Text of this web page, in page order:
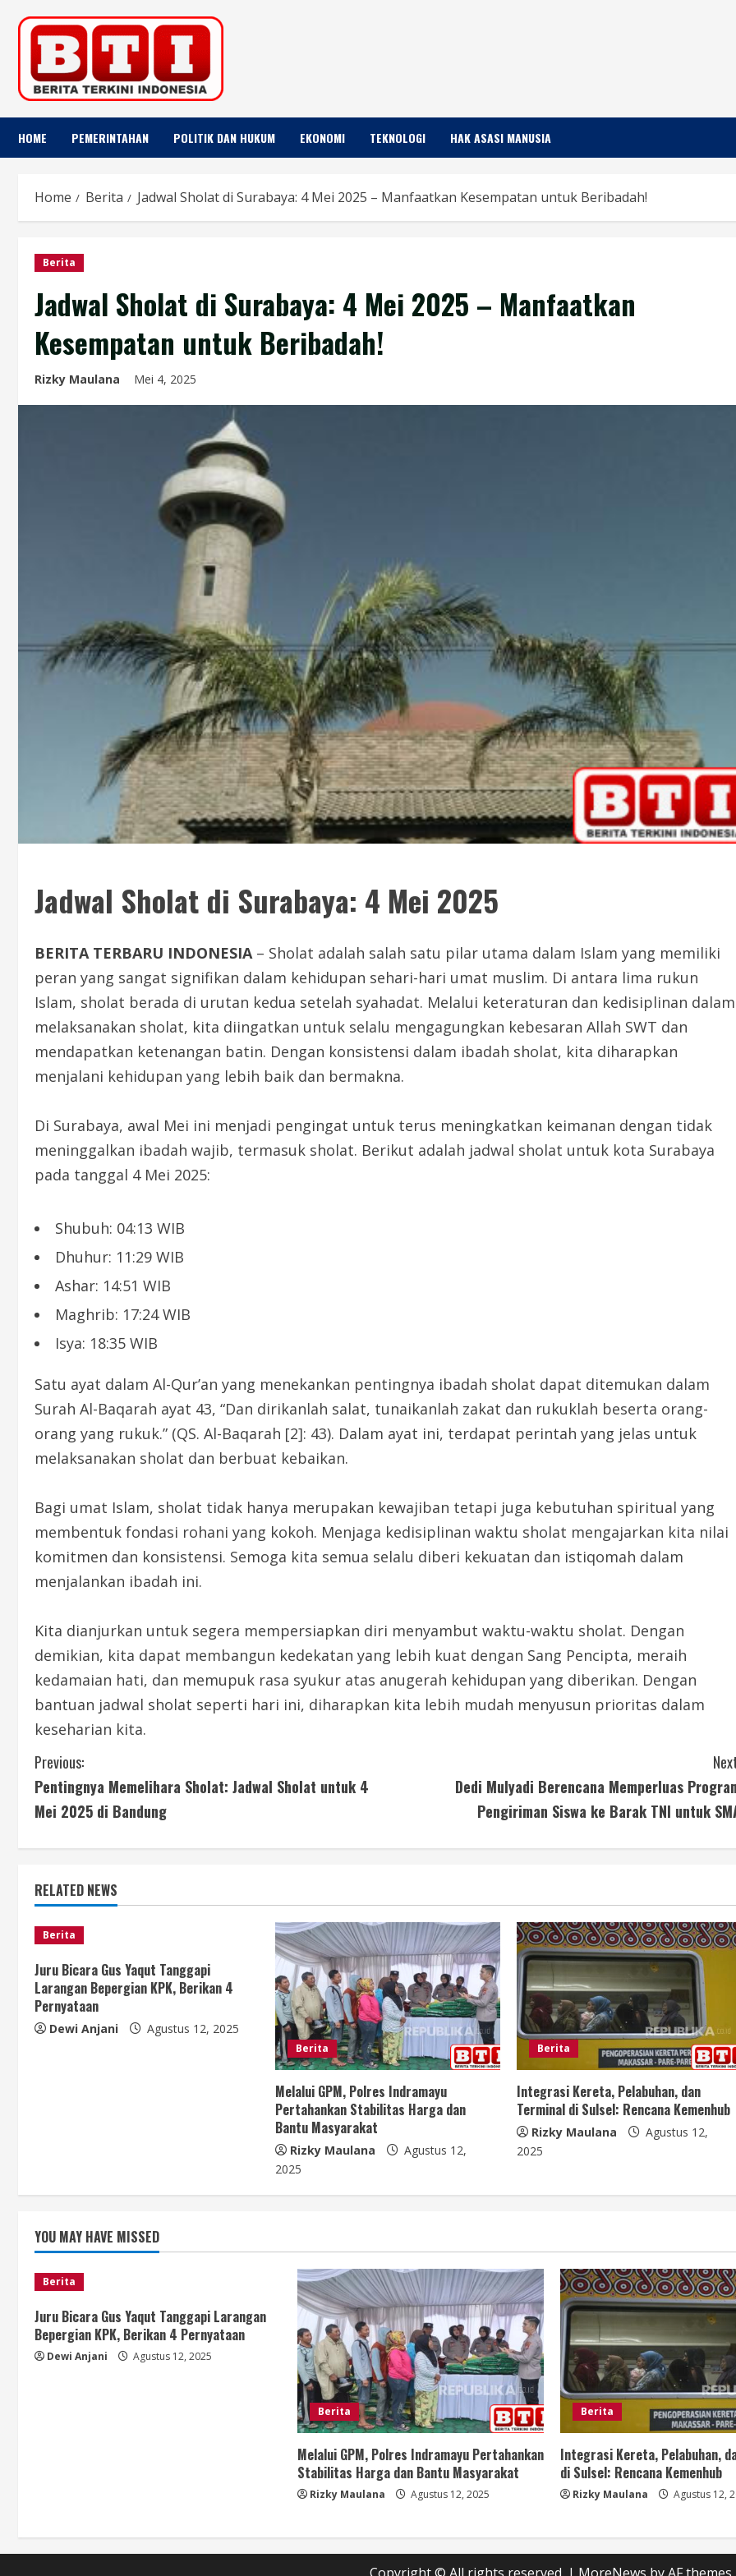
HOME PEMERINTAHAN POLITIK DAN HUKUM EKONOMI TEKNOLOGI HAK ASASI MANUSIA
Home Berita Jadwal Sholat di Surabaya: 4 Mei 2025 – Manfaatkan Kesempatan untuk Beribadah!
Berita
Jadwal Sholat di Surabaya: 4 Mei 2025 – Manfaatkan
Kesempatan untuk Beribadah!
Rizky Maulana Mei 4, 2025
Jadwal Sholat di Surabaya: 4 Mei 2025
BERITA TERBARU INDONESIA– Sholat adalah salah satu pilar utama dalam Islam yang memiliki
peran yang sangat signifikan dalam kehidupan sehari-hari umat muslim. Di antara lima rukun
Islam, sholat berada di urutan kedua setelah syahadat. Melalui keteraturan dan kedisiplinan dalam
melaksanakan sholat, kita diingatkan untuk selalu mengagungkan kebesaran Allah SWT dan
mendapatkan ketenangan batin. Dengan konsistensi dalam ibadah sholat, kita diharapkan
menjalani kehidupan yang lebih baik dan bermakna.
Di Surabaya, awal Mei ini menjadi pengingat untuk terus meningkatkan keimanan dengan tidak
meninggalkan ibadah wajib, termasuk sholat. Berikut adalah jadwal sholat untuk kota Surabaya
pada tanggal 4 Mei 2025:
Shubuh: 04:13 WIB
Dhuhur: 11:29 WIB
Ashar: 14:51 WIB
Maghrib: 17:24 WIB
Isya: 18:35 WIB
Satu ayat dalam Al-Qur’an yang menekankan pentingnya ibadah sholat dapat ditemukan dalam
Surah Al-Baqarah ayat 43, “Dan dirikanlah salat, tunaikanlah zakat dan rukuklah beserta orang-
orang yang rukuk.” (QS. Al-Baqarah [2]: 43). Dalam ayat ini, terdapat perintah yang jelas untuk
melaksanakan sholat dan berbuat kebaikan.
Bagi umat Islam, sholat tidak hanya merupakan kewajiban tetapi juga kebutuhan spiritual yang
membentuk fondasi rohani yang kokoh. Menjaga kedisiplinan waktu sholat mengajarkan kita nilai
komitmen dan konsistensi. Semoga kita semua selalu diberi kekuatan dan istiqomah dalam
menjalankan ibadah ini.
Kita dianjurkan untuk segera mempersiapkan diri menyambut waktu-waktu sholat. Dengan
demikian, kita dapat membangun kedekatan yang lebih kuat dengan Sang Pencipta, meraih
kedamaian hati, dan memupuk rasa syukur atas anugerah kehidupan yang diberikan. Dengan
bantuan jadwal sholat seperti hari ini, diharapkan kita lebih mudah menyusun prioritas dalam
keseharian kita.
C
o
i
n
u
e
R
g
Previous:
Pentingnya Memelihara Sholat: Jadwal Sholat untuk 4
Mei 2025 di Bandung
Dedi Mulyadi Berencana Memperluas
Pengiriman Siswa ke Barak TNI untuk
RELATED NEWS
Berita
Juru Bicara Gus Yaqut Tanggapi
Larangan Bepergian KPK, Berikan 4
Pernyataan
Dewi Anjani Agustus 12, 2025
Berita
Melalui GPM, Polres Indramayu
Pertahankan Stabilitas Harga dan
Bantu Masyarakat
Rizky Maulana
Agustus 12,
2025
Berita
Integrasi Kereta, Pelabuhan, dan
Terminal di Sulsel: Rencana Kemenhub
Rizky Maulana
Agustus 12,
2025
YOU MAY HAVE MISSED
Berita
Juru Bicara Gus Yaqut Tanggapi Larangan
Bepergian KPK, Berikan 4 Pernyataan
Dewi Anjani Agustus 12, 2025
Berita
Melalui GPM, Polres Indramayu Pertahankan
Stabilitas Harga dan Bantu Masyarakat
Rizky Maulana Agustus 12, 2025
Berita
Integrasi Kereta, Pelabuhan,
di Sulsel: Rencana Kemenhub
Rizky Maulana Agustus 12,